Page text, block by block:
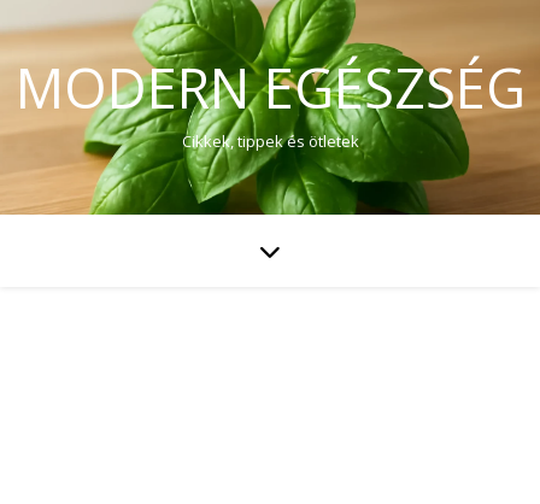
MODERN EGÉSZSÉG
Cikkek, tippek és ötletek